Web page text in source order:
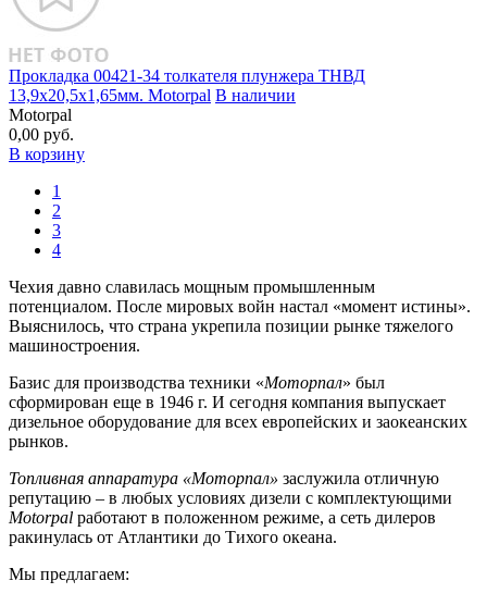
Прокладка 00421‑34 толкателя плунжера ТНВД
13,9х20,5х1,65мм. Motorpal В наличии
Motorpal
0,00 руб.
В корзину
1
2
3
4
Чехия давно славилась мощным промышленным
потенциалом. После мировых войн настал «момент истины».
Выяснилось, что страна укрепила позиции рынке тяжелого
машиностроения.
Базис для производства техники «Моторпал» был
сформирован еще в 1946 г. И сегодня компания выпускает
дизельное оборудование для всех европейских и заокеанских
рынков.
Топливная аппаратура «Моторпал» заслужила отличную
репутацию – в любых условиях дизели с комплектующими
Motorpal работают в положенном режиме, а сеть дилеров
ракинулась от Атлантики до Тихого океана.
Мы предлагаем: